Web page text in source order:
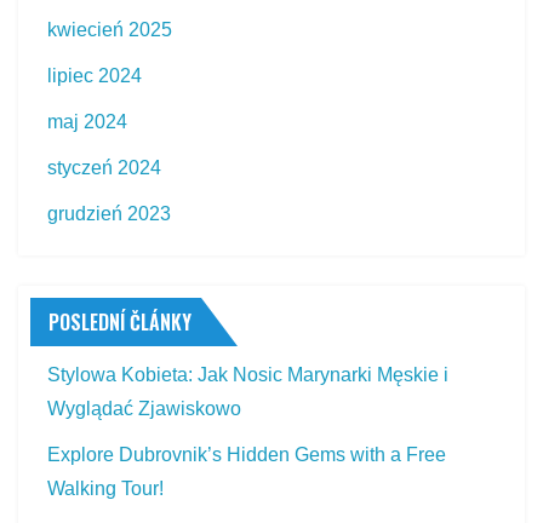
kwiecień 2025
lipiec 2024
maj 2024
styczeń 2024
grudzień 2023
POSLEDNÍ ČLÁNKY
Stylowa Kobieta: Jak Nosic Marynarki Męskie i
Wyglądać Zjawiskowo
Explore Dubrovnik’s Hidden Gems with a Free
Walking Tour!